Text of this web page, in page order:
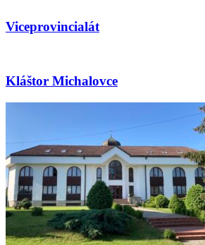
Viceprovincialát
Kláštor Michalovce